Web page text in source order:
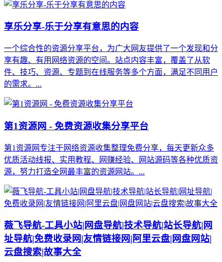
享乐分享-乐于分享有意思的内容
一个综合性的资源分享平台，为广大网友提供了一个发现和分
享有趣、有用网络资源的空间。站点内容丰富，覆盖了从软
件、技巧、资源、专题到在线服务等多个方面，满足不同用户
的需求。...
第1资源网 - 免费资源收集分享平台
第1资源网专注于网络资源收集整理免费分享，每天更新众多
优质活动线报、实用教程、网赚经验、网站源码等各种优质资
源，努力打造全网最丰富的资源网站。...
薇飞导航-工具小站|网盘导航|技术导航|站长导航|网
址导航|免费收录网|友情链接网|阿里云盘|网盘网站|
云盘搜索|故事大全